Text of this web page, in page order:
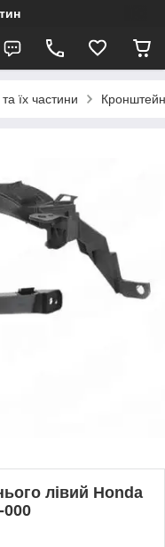
їх частини
лівий Honda
000